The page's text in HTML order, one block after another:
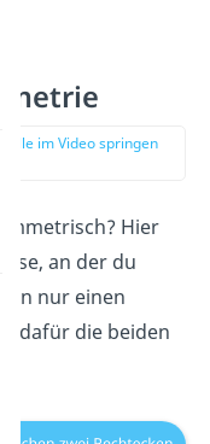
Stelle im Video springen
Hier
an der du
nur einen
dafür die beiden